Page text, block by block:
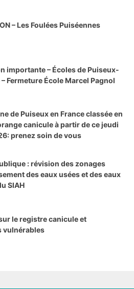
– Les Foulées Puiséennes
importante – Écoles de Puiseux-
Fermeture École Marcel Pagnol
de Puiseux en France classée en
canicule à partir de ce jeudi
prenez soin de vous
: révision des zonages
des eaux usées et des eaux
SIAH
le registre canicule et
vulnérables